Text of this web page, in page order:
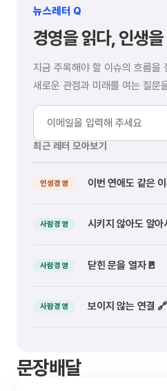
뉴스레터 Q
경영을 읽다, 인생
지금 주목해야 할 이슈의 흐름을
새로운 관점과 미래를 여는 질문
최근 레터 모아보기
인생경영 이번 연애도 같은
사람경영
사람경영 닫힌 문을 열자🚪
사람경영 보이지 않는 연결 🔗
문장배달